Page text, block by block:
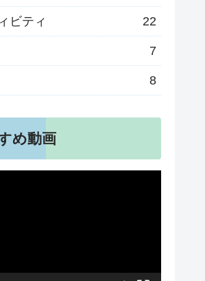
ビティ 22
7
8
め動画